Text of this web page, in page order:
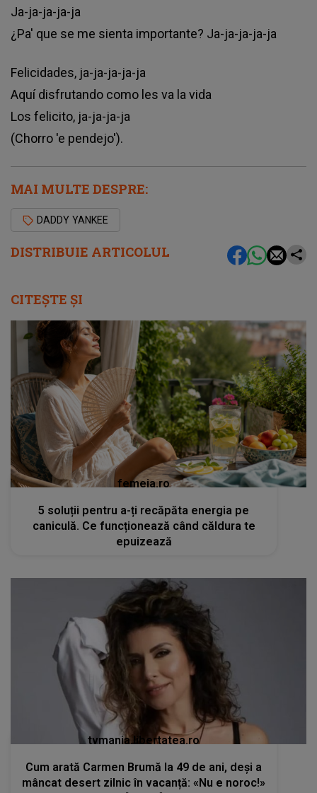
DISTRIBUIE ARTICOLUL
Ja-ja-ja-ja-ja
¿Pa' que se me sienta importante? Ja-ja-ja-ja-ja
Felicidades, ja-ja-ja-ja-ja
Aquí disfrutando como les va la vida
Los felicito, ja-ja-ja-ja
(Chorro 'e pendejo').
MAI MULTE DESPRE:
DADDY YANKEE
CITEȘTE ȘI
femeia.ro
5 soluții pentru a-ți recăpăta energia pe
caniculă. Ce funcționează când căldura te
epuizează
tvmania.libertatea.ro
Cum arată Carmen Brumă la 49 de ani, deși a
mâncat desert zilnic în vacanță: «Nu e noroc!»